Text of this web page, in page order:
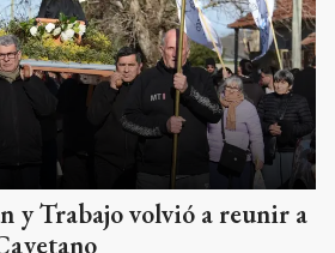
y Trabajo volvió a reunir a